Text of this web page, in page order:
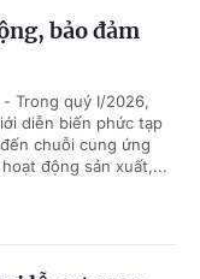
bảo đảm
Trong quý I/2026,
diễn biến phức tạp
chuỗi cung ứng
động sản xuất,...